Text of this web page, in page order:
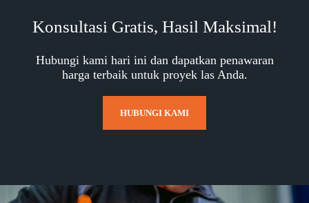
Konsultasi Gratis, Hasil Maksimal!
Hubungi kami hari ini dan dapatkan penawaran
harga terbaik untuk proyek las Anda.
HUBUNGI KAMI